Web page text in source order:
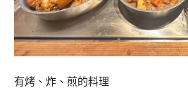
有烤、炸、煎的料理